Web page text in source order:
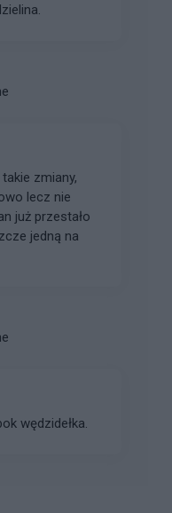
zmiany,
lecz nie
już przestało
jedną na
wędzidełka.